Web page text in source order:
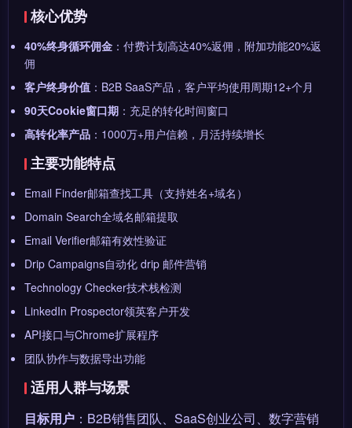
核心优势
40%终身循环佣金 ：付费计划高达40%返佣，附加功能20%返
佣
客户终身价值 ：B2B SaaS产品，客户平均使用周期12+个月
90天Cookie窗口期 ：充足的转化时间窗口
高转化率产品 ：1000万+用户信赖，月活持续增长
主要功能特点
Email Finder邮箱查找工具（支持姓名+域名）
Domain Search全域名邮箱提取
Email Verifier邮箱有效性验证
Drip Campaigns自动化 drip 邮件营销
Technology Checker技术栈检测
LinkedIn Prospector领英客户开发
API接口与Chrome扩展程序
团队协作与数据导出功能
适用人群与场景
目标用户 ：B2B销售团队、SaaS创业公司、数字营销